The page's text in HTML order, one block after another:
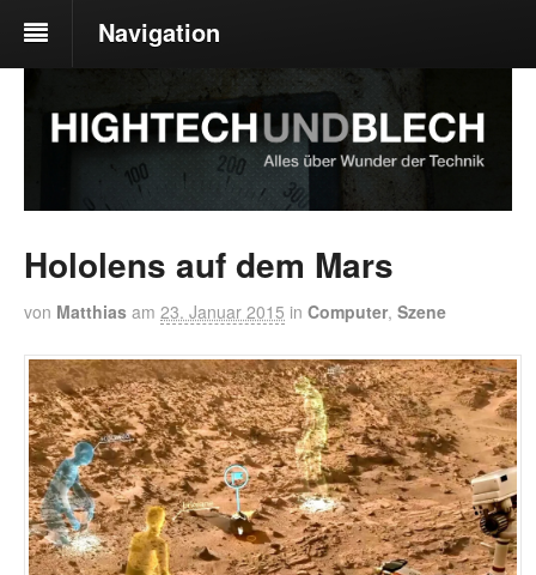
Navigation
Hololens auf dem Mars
von Matthias am 23. Januar 2015 in Computer, Szene